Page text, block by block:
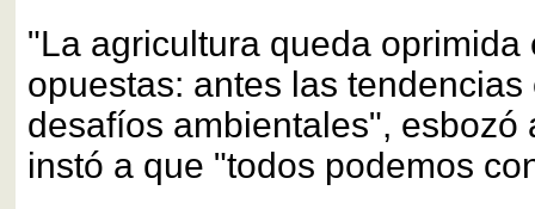
"La agricultura queda oprimida
opuestas: antes las
desafíos ambientales", esbozó
instó a que "todos podemos